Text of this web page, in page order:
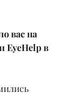
вас на
EyeHelp в